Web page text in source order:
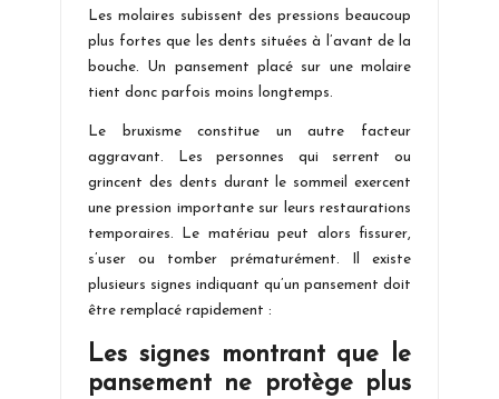
Les molaires subissent des pressions beaucoup
plus fortes que les dents situées à l’avant de la
bouche. Un pansement placé sur une molaire
tient donc parfois moins longtemps.
Le bruxisme constitue un autre facteur
aggravant. Les personnes qui serrent ou
grincent des dents durant le sommeil exercent
une pression importante sur leurs restaurations
temporaires. Le matériau peut alors fissurer,
s’user ou tomber prématurément. Il existe
plusieurs signes indiquant qu’un pansement doit
être remplacé rapidement :
Les signes montrant que le
pansement ne protège plus